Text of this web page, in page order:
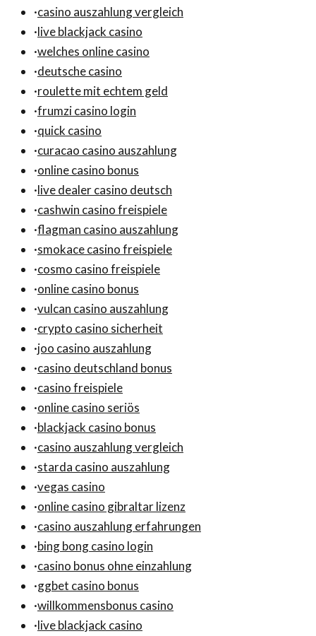
·casino auszahlung vergleich
·live blackjack casino
·welches online casino
·deutsche casino
·roulette mit echtem geld
·frumzi casino login
·quick casino
·curacao casino auszahlung
·online casino bonus
·live dealer casino deutsch
·cashwin casino freispiele
·flagman casino auszahlung
·smokace casino freispiele
·cosmo casino freispiele
·online casino bonus
·vulcan casino auszahlung
·crypto casino sicherheit
·joo casino auszahlung
·casino deutschland bonus
·casino freispiele
·online casino seriös
·blackjack casino bonus
·casino auszahlung vergleich
·starda casino auszahlung
·vegas casino
·online casino gibraltar lizenz
·casino auszahlung erfahrungen
·bing bong casino login
·casino bonus ohne einzahlung
·ggbet casino bonus
·willkommensbonus casino
·live blackjack casino